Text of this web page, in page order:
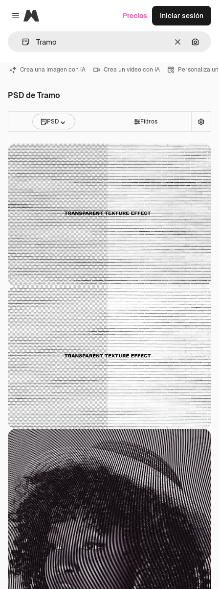
Close menu
Magnific
Borrar
Precios Iniciar sesión
Crea una imagen con IA Crea un vídeo con IA Personaliza
PSD de Tramo
PSD Filtros